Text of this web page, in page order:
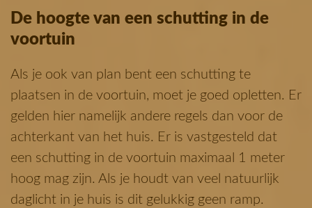
De hoogte van een schutting in de
voortuin
Als je ook van plan bent een schutting te
plaatsen in de voortuin, moet je goed opletten. Er
gelden hier namelijk andere regels dan voor de
achterkant van het huis. Er is vastgesteld dat
een schutting in de voortuin maximaal 1 meter
hoog mag zijn. Als je houdt van veel natuurlijk
daglicht in je huis is dit gelukkig geen ramp.